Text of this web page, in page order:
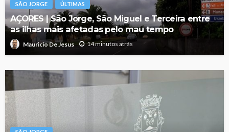
SÃO JORGE ÚLTIMAS
AÇORES | São Jorge, São Miguel e Terceira entre
as ilhas mais afetadas pelo mau tempo
Mauricio De Jesus 14 minutos atrás